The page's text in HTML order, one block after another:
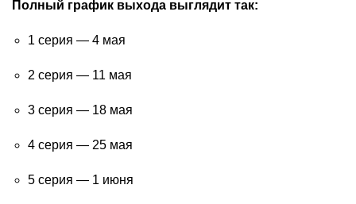
Полный график выхода выглядит так:
1 серия — 4 мая
2 серия — 11 мая
3 серия — 18 мая
4 серия — 25 мая
5 серия — 1 июня